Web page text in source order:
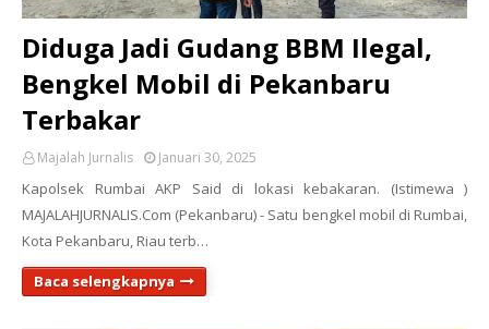
Diduga Jadi Gudang BBM Ilegal,
Bengkel Mobil di Pekanbaru
Terbakar
Majalah Jurnalis Januari 30, 2025
Kapolsek Rumbai AKP Said di lokasi kebakaran. (Istimewa )
MAJALAHJURNALIS.Com (Pekanbaru) - Satu bengkel mobil di Rumbai,
Kota Pekanbaru, Riau terb…
Baca selengkapnya